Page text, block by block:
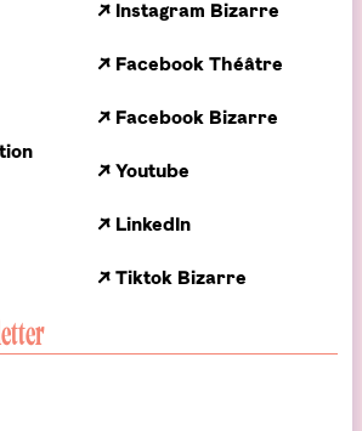
↗ Instagram Bizarre
↗ Facebook Théâtre
↗ Facebook Bizarre
↗ Youtube
↗ LinkedIn
↗ Tiktok Bizarre